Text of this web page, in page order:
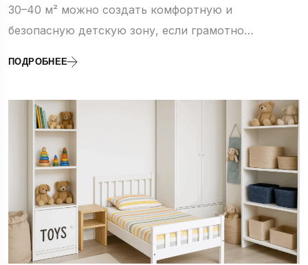
30–40 м² можно создать комфортную и
безопасную детскую зону, если грамотно…
ПОДРОБНЕЕ